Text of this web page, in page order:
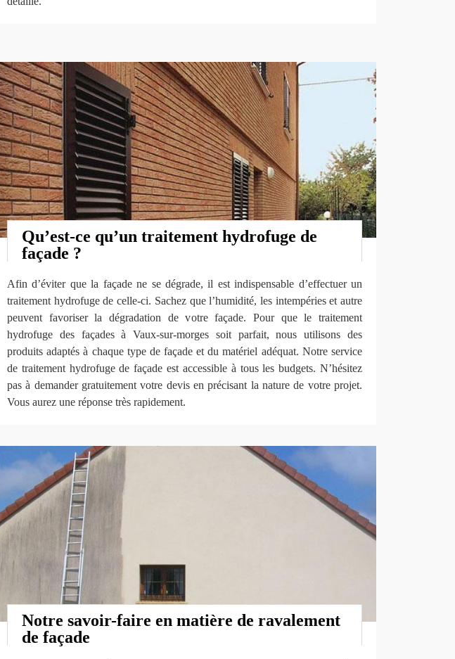
Qu’est-ce qu’un traitement hydrofuge de
façade ?
Afin d’éviter que la façade ne se dégrade, il est indispensable d’effectuer un
traitement hydrofuge de celle-ci. Sachez que l’humidité, les intempéries et autre
peuvent favoriser la dégradation de votre façade. Pour que le traitement
hydrofuge des façades à Vaux-sur-morges soit parfait, nous utilisons des
produits adaptés à chaque type de façade et du matériel adéquat. Notre service
de traitement hydrofuge de façade est accessible à tous les budgets. N’hésitez
pas à demander gratuitement votre devis en précisant la nature de votre projet.
Vous aurez une réponse très rapidement.
Notre savoir-faire en matière de ravalement
de façade